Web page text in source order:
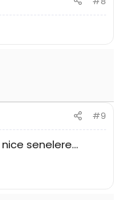
#9
senelere...